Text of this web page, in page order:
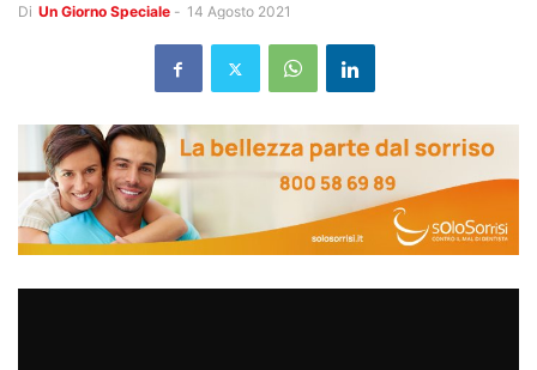
Di Un Giorno Speciale - 14 Agosto 2021